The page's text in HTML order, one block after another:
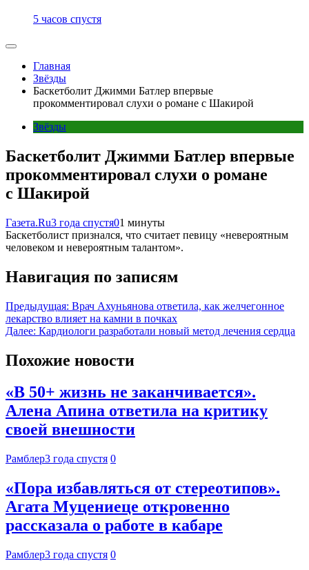
5 часов спустя
Главная
Звёзды
Баскетболит Джимми Батлер впервые
прокомментировал слухи о романе с Шакирой
Звёзды
Баскетболит Джимми Батлер впервые
прокомментировал слухи о романе
с Шакирой
Газета.Ru3 года спустя01 минуты
Баскетболист признался, что считает певицу «невероятным
человеком и невероятным талантом».
Навигация по записям
Предыдущая: Врач Ахуньянова ответила, как желчегонное
лекарство влияет на камни в почках
Далее: Кардиологи разработали новый метод лечения сердца
Похожие новости
«В 50+ жизнь не заканчивается».
Алена Апина ответила на критику
своей внешности
Рамблер3 года спустя 0
«Пора избавляться от стереотипов».
Агата Муцениеце откровенно
рассказала о работе в кабаре
Рамблер3 года спустя 0